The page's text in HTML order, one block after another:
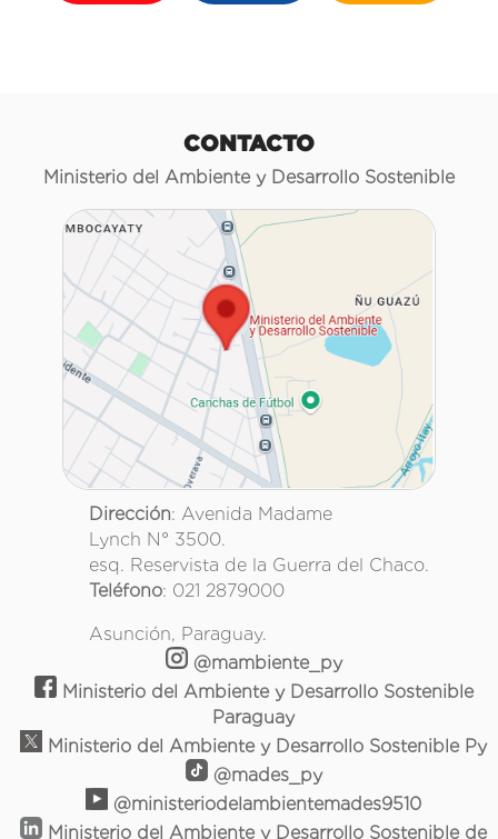
CONTACTO
Ministerio del Ambiente y Desarrollo Sostenible
Dirección: Avenida Madame
Lynch N° 3500.
esq. Reservista de la Guerra del Chaco.
Teléfono: 021 2879000
Asunción, Paraguay.
@mambiente_py
Ministerio del Ambiente y Desarrollo Sostenible
Paraguay
Ministerio del Ambiente y Desarrollo Sostenible Py
@mades_py
@ministeriodelambientemades9510
Ministerio del Ambiente y Desarrollo Sostenible de